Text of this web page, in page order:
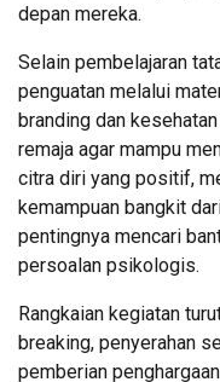
depan mereka.
Selain pembelajaran
penguatan melalui
branding dan
remaja agar mampu
citra diri yang positif,
kemampuan bangkit
pentingnya mencari
persoalan psikologis.
Rangkaian kegiatan
breaking, penyerahan
pemberian